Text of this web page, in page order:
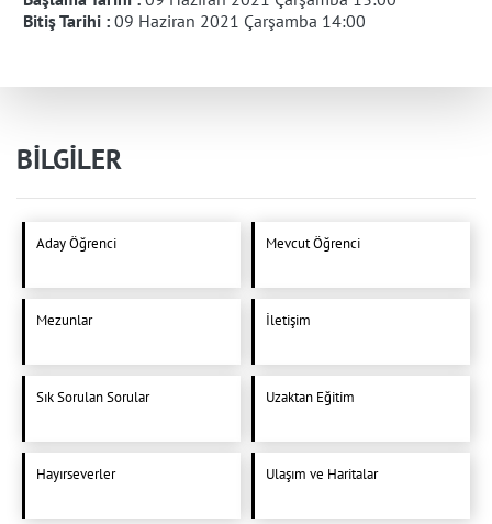
Bitiş Tarihi : 09 Haziran 2021 Çarşamba 14:00
BİLGİLER
Aday Öğrenci Mevcut Öğrenci
Mezunlar İletişim
Sık Sorulan Sorular Uzaktan Eğitim
Hayırseverler Ulaşım ve Haritalar